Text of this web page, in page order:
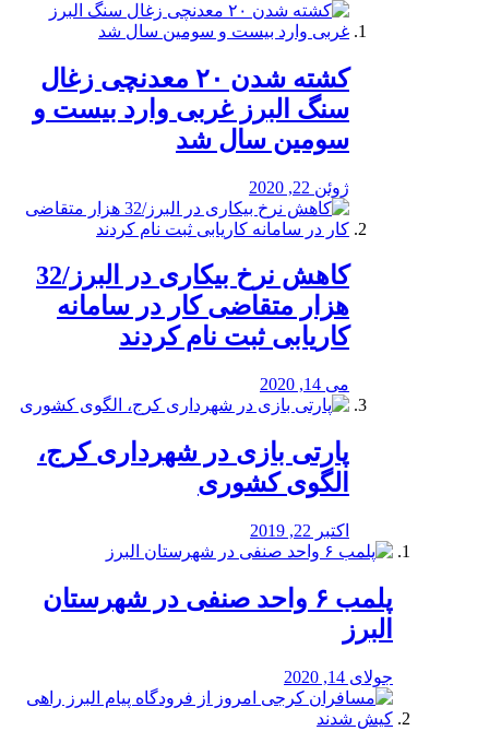
کشته شدن ۲۰ معدنچی زغال
سنگ البرز غربی وارد بیست و
سومین سال شد
ژوئن 22, 2020
کاهش نرخ بیکاری در البرز/32
هزار متقاضی کار در سامانه
کاریابی ثبت نام کردند
می 14, 2020
پارتی بازی در شهرداری کرج،
الگوی کشوری
اکتبر 22, 2019
پلمب ۶ واحد صنفی در شهرستان
البرز
جولای 14, 2020